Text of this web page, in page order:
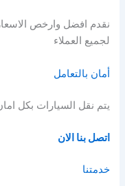
نقدم افضل وارخص
لجميع العملاء
أمان بالتعامل
يتم نقل السيارات بكل
اتصل بنا الان
خدمتنا